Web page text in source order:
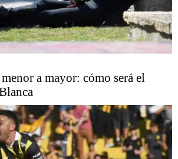
a mayor: cómo será el